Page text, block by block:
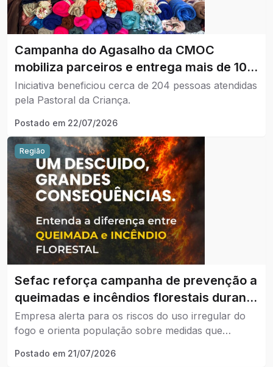
Campanha do Agasalho da CMOC
mobiliza parceiros e entrega mais de 100
cobertores a famílias de Ouvidor
Iniciativa beneficiou cerca de 204 pessoas atendidas
pela Pastoral da Criança.
Postado em 22/07/2026
Região
Sefac reforça campanha de prevenção a
queimadas e incêndios florestais durante
período de estiagem.
Empresa alerta para os riscos do uso irregular do
fogo e orienta população sobre medidas que
Postado em 21/07/2026